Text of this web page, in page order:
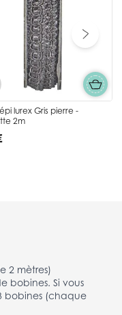
2 mètres)
bobines. Si vous
bobines (chaque
lurex Gris pierre -
2m